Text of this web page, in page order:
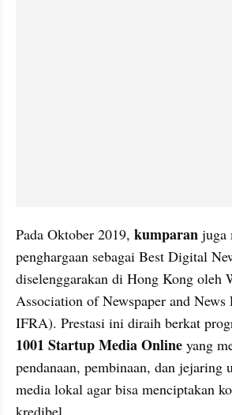
Pada Oktober 2019, kumparan juga
penghargaan sebagai Best Digital
diselenggarakan di Hong Kong oleh
Association of Newspaper and
IFRA). Prestasi ini diraih berkat
1001 Startup Media Online yang
pendanaan, pembinaan, dan jejaring
media lokal agar bisa menciptakan
kredibel.